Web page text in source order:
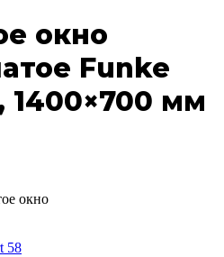
окно
Funke
1400×700 мм
окно
58